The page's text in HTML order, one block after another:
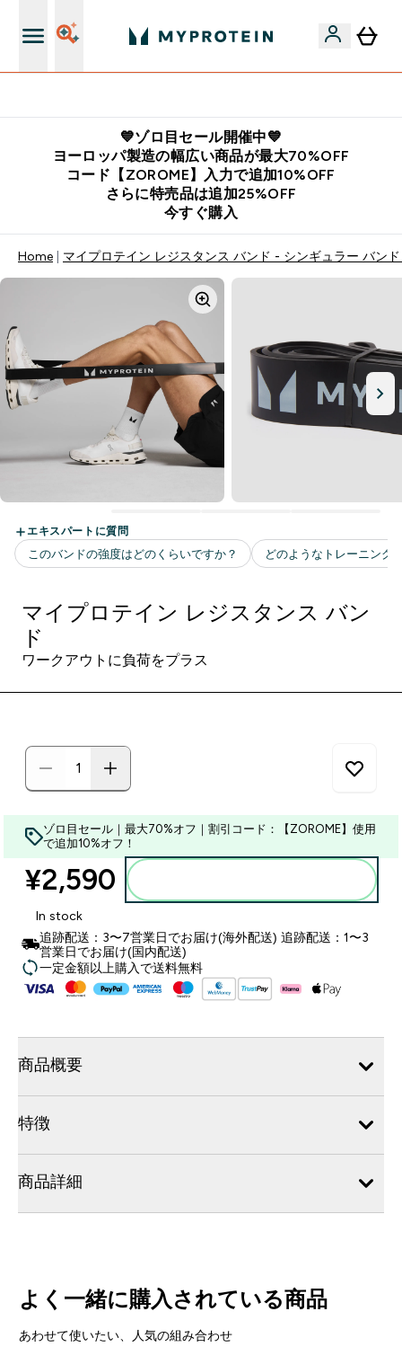
💙ゾロ目セール開催中💙
ヨーロッパ製造の幅広い商品が最大70%OFF
コード【ZOROME】入力で追加10%OFF
さらに特売品は追加25%OFF
今すぐ購入
Home マイプロテイン レジスタンス バンド - シンギュラー バン
マイプロテイン レジスタンス バン
ド
ワークアウトに負荷をプラス
ゾロ目セール｜最大70%オフ｜割引コード：【ZOROME】使用
で追加10%オフ！
¥2,590‎
In stock
追跡配送：3〜7営業日でお届け(海外配送) 追跡配送：1〜3
営業日でお届け(国内配送)
一定金額以上購入で送料無料
商品概要
特徴
商品詳細
よく一緒に購入されている商品
あわせて使いたい、人気の組み合わせ